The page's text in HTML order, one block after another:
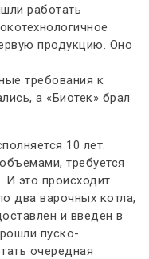
работать
продукцию. Оно
требования к
а «Биотек» брал
10 лет.
требуется
это происходит.
два варочных котла,
и введен в
пуско-
очередная